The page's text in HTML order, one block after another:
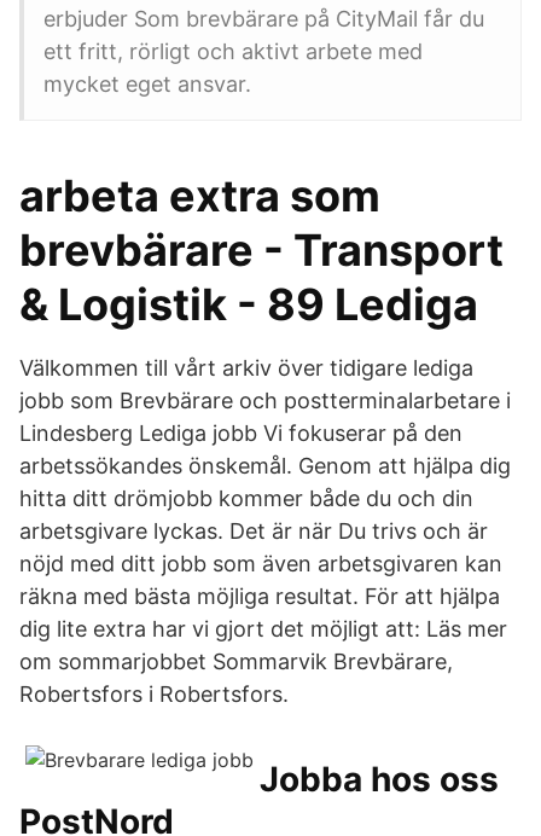
erbjuder Som brevbärare på CityMail får du
ett fritt, rörligt och aktivt arbete med
mycket eget ansvar.
arbeta extra som
brevbärare - Transport
& Logistik - 89 Lediga
Välkommen till vårt arkiv över tidigare lediga
jobb som Brevbärare och postterminalarbetare i
Lindesberg Lediga jobb Vi fokuserar på den
arbetssökandes önskemål. Genom att hjälpa dig
hitta ditt drömjobb kommer både du och din
arbetsgivare lyckas. Det är när Du trivs och är
nöjd med ditt jobb som även arbetsgivaren kan
räkna med bästa möjliga resultat. För att hjälpa
dig lite extra har vi gjort det möjligt att: Läs mer
om sommarjobbet Sommarvik Brevbärare,
Robertsfors i Robertsfors.
Jobba hos oss
PostNord